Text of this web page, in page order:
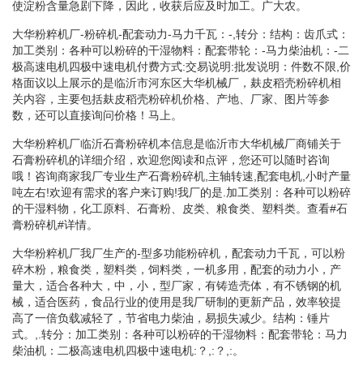
使淀粉含量急剧下降，因此，收获后应及时加工。广大农。
大华粉粹机厂-粉碎机-配套动力-马力千瓦：-,转分：结构：齿爪式：
加工类别：各种可以粉碎的干湿物料：配套带轮：-马力柴油机：-二
极高速电机四极中速电机付费方式:交易说明:批发说明：件数不限,价
格面议以上展示的是临沂市河东区大华机械厂，麸皮稻壳粉碎机相
关内容，主要包括麸皮稻壳粉碎机价格、产地、厂家、图片等参
数，还可以直接询问价格！马上。
大华粉粹机厂临沂石膏粉碎机本信息是临沂市大华机械厂商铺关于
石膏粉碎机的详细介绍，欢迎您阅读和点评，您还可以随时咨询
哦！咨询商家我厂专业生产石膏粉碎机,主轴转速,配套电机,小时产量
吨左右!欢迎有需求的客户来订购!我厂的是.加工类别：各种可以粉碎
的干湿料物，化工原料、石膏粉、皮类、粮食类、塑料类。查看#石
膏粉碎机#详情。
大华粉粹机厂我厂生产的-型多功能粉碎机，配套动力千瓦，可以粉
碎木粉，粮食类，塑料类，饲料类，一机多用，配套的动力小，产
量大，适合各种大，中，小，型厂家，有铸造壳体，有不锈钢的机
械，适合医药，食品行业的使用是我厂研制的更新产品，效率较提
高了一倍负载减轻了，节省电力柴油，易损失减少。结构：锤片
式。,.转分：加工类别：各种可以粉碎的干湿物料：配套带轮：马力
柴油机：二极高速电机四极中速电机:？,:？,:。